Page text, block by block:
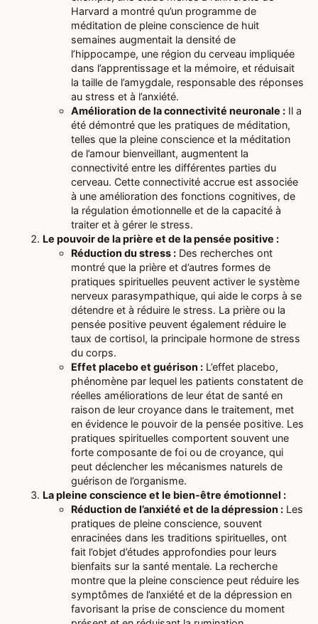
Harvard a montré qu’un programme de
méditation de pleine conscience de huit
semaines augmentait la densité de
l’hippocampe, une région du cerveau impliquée
dans l’apprentissage et la mémoire, et réduisait
la taille de l’amygdale, responsable des réponses
au stress et à l’anxiété.
Amélioration de la connectivité neuronale : Il a
été démontré que les pratiques de méditation,
telles que la pleine conscience et la méditation
de l’amour bienveillant, augmentent la
connectivité entre les différentes parties du
cerveau. Cette connectivité accrue est associée
à une amélioration des fonctions cognitives, de
la régulation émotionnelle et de la capacité à
traiter et à gérer le stress.
Le pouvoir de la prière et de la pensée positive :
Réduction du stress : Des recherches ont
montré que la prière et d’autres formes de
pratiques spirituelles peuvent activer le système
nerveux parasympathique, qui aide le corps à se
détendre et à réduire le stress. La prière ou la
pensée positive peuvent également réduire le
taux de cortisol, la principale hormone de stress
du corps.
Effet placebo et guérison : L’effet placebo,
phénomène par lequel les patients constatent de
réelles améliorations de leur état de santé en
raison de leur croyance dans le traitement, met
en évidence le pouvoir de la pensée positive. Les
pratiques spirituelles comportent souvent une
forte composante de foi ou de croyance, qui
peut déclencher les mécanismes naturels de
guérison de l’organisme.
La pleine conscience et le bien-être émotionnel :
Réduction de l’anxiété et de la dépression : Les
pratiques de pleine conscience, souvent
enracinées dans les traditions spirituelles, ont
fait l’objet d’études approfondies pour leurs
bienfaits sur la santé mentale. La recherche
montre que la pleine conscience peut réduire les
symptômes de l’anxiété et de la dépression en
favorisant la prise de conscience du moment